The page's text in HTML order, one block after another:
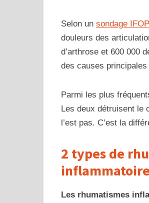
Selon un sondage
douleurs des
d’arthrose et 600 000
des causes principales
Parmi les plus
Les deux détruisent le
l’est pas. C’est la
2 types de
inflammatoire
Les rhumatismes